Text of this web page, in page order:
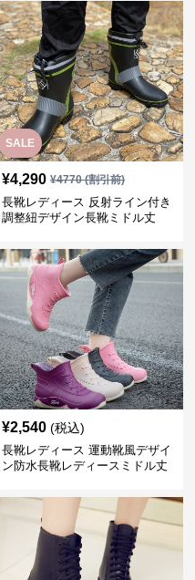
SALE
¥4,290 ¥4770(割引前)
長靴レディース 反射ライン付き
調整紐デザイン長靴ミドル丈
¥2,540 (税込)
長靴レディース 運動靴風デザイ
ン防水長靴レディースミドル丈